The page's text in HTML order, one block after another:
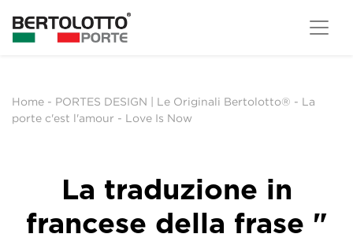
Home - PORTES DESIGN | Le Originali Bertolotto® - La
porte c'est l'amour - Love Is Now
La traduzione in
francese della frase "